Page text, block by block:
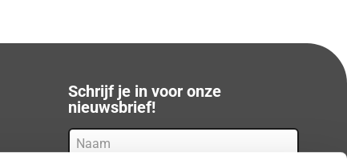
Schrijf je in voor onze
nieuwsbrief!
Naam